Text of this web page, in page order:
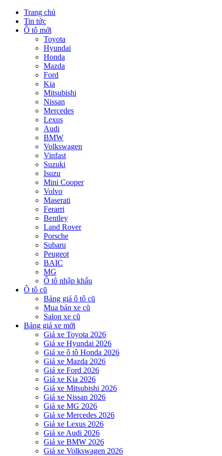
Trang chủ
Tin tức
Ô tô mới
Toyota
Hyundai
Honda
Mazda
Ford
Kia
Mitsubishi
Nissan
Mercedes
Lexus
Audi
BMW
Volkswagen
Vinfast
Suzuki
Isuzu
Mini Cooper
Volvo
Maserati
Ferarri
Bentley
Land Rover
Porsche
Subaru
Peugeot
BAIC
MG
Ô tô nhập khẩu
Ô tô cũ
Bảng giá ô tô cũ
Mua bán xe cũ
Salon xe cũ
Bảng giá xe mới
Giá xe Toyota 2026
Giá xe Hyundai 2026
Giá xe ô tô Honda 2026
Giá xe Mazda 2026
Giá xe Ford 2026
Giá xe Kia 2026
Giá xe Mitsubishi 2026
Giá xe Nissan 2026
Giá xe MG 2026
Giá xe Mercedes 2026
Giá xe Lexus 2026
Giá xe Audi 2026
Giá xe BMW 2026
Giá xe Volkswagen 2026